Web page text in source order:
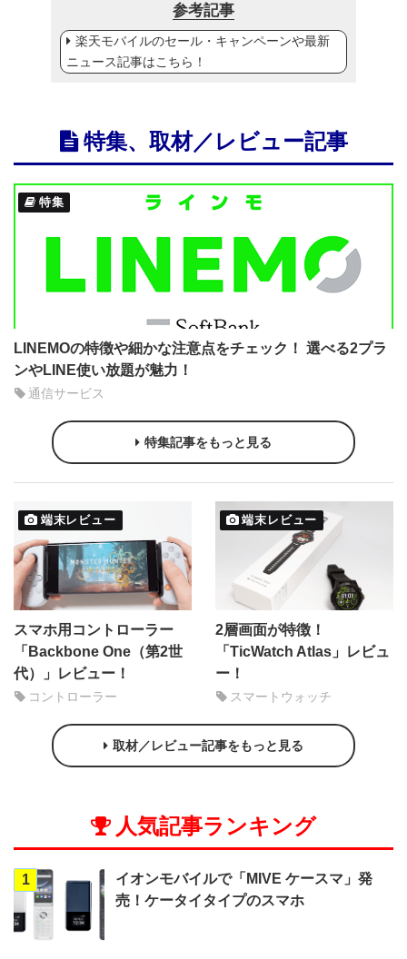
参考記事
楽天モバイルのセール・キャンペーンや最新
ニュース記事はこちら！
特集、取材／レビュー記事
特集
LINEMOの特徴や細かな注意点をチェック！ 選べる2プラ
ンやLINE使い放題が魅力！
通信サービス
特集記事をもっと見る
端末レビュー
スマホ用コントローラー
「Backbone One（第2世
代）」レビュー！
コントローラー
端末レビュー
2層画面が特徴！
「TicWatch Atlas」レビュ
ー！
スマートウォッチ
取材／レビュー記事をもっと見る
人気記事ランキング
1
イオンモバイルで「MIVE ケースマ」発
売！ケータイタイプのスマホ